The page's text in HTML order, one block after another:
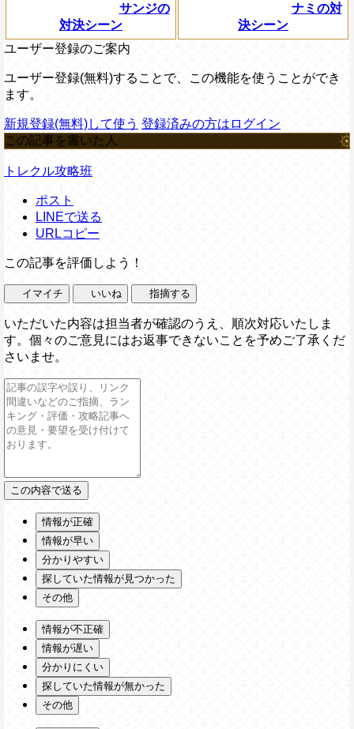
サンジの
対決シーン
ナミの対
決シーン
ユーザー登録のご案内
ユーザー登録(無料)することで、この機能を使うことができ
ます。
新規登録(無料)して使う 登録済みの方はログイン
この記事を書いた人
トレクル攻略班
ポスト
LINEで送る
URLコピー
この記事を評価しよう！
イマイチ いいね 指摘する
いただいた内容は担当者が確認のうえ、順次対応いたしま
す。個々のご意見にはお返事できないことを予めご了承くだ
さいませ。
情報が正確
情報が早い
分かりやすい
探していた情報が見つかった
その他
情報が不正確
情報が遅い
分かりにくい
探していた情報が無かった
その他